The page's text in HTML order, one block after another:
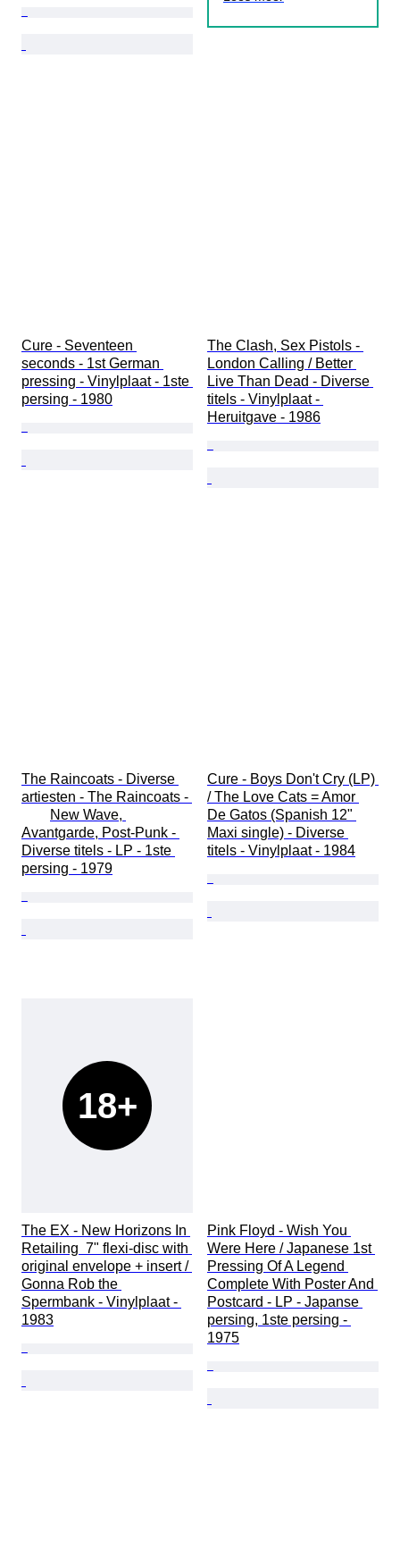
Cure - Seventeen
seconds - 1st German
pressing - Vinylplaat - 1ste
persing - 1980
The Clash, Sex Pistols -
London Calling / Better
Live Than Dead - Diverse
titels - Vinylplaat -
Heruitgave - 1986
The Raincoats - Diverse
artiesten - The Raincoats -
Avantgarde, Post-Punk -
Diverse titels - LP - 1ste
persing - 1979
Cure - Boys Don't Cry (LP)
/ The Love Cats = Amor
De Gatos (Spanish 12"
Maxi single) - Diverse
titels - Vinylplaat - 1984
18+
The EX - New Horizons In
Retailing  7" flexi-disc with
original envelope + insert /
Gonna Rob the
Spermbank - Vinylplaat -
1983
Pink Floyd - Wish You
Were Here / Japanese 1st
Pressing Of A Legend
Complete With Poster And
Postcard - LP - Japanse
persing, 1ste persing -
1975